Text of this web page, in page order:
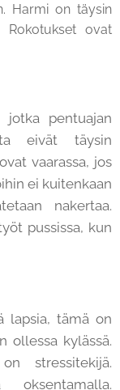
Harmi on täysin
Rokotukset ovat
pentuajan
eivät täysin
vaarassa, jos
ei kuitenkaan
nakertaa.
pussissa, kun
lapsia, tämä on
ollessa kylässä.
stressitekijä.